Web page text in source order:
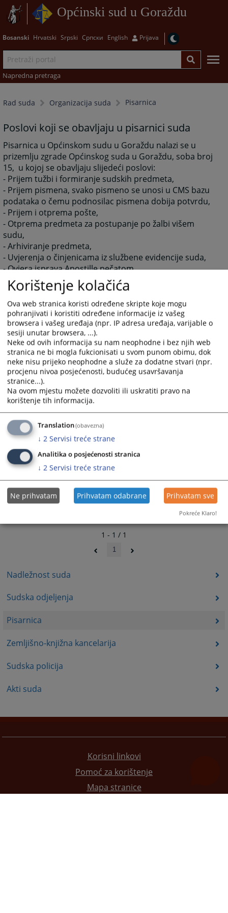
Općinski sud u Goraždu
Bosanski Hrvatski Srpski Српски English Prijava
Napredna pretraga
Rad suda Organizacija suda Pisarnica
Nadležnost suda
Sudska odjeljenja
Pisarnica
Zemljišno-knjižna kancelarija
Sudska policija
Akti suda
Poslovi koji se obavljaju u pisarnici suda
Pisarnica u Općinskom sudu u Goraždu nalazi se u
prizemlju zgrade Općinskog suda u Goraždu, soba broj
15, u kojoj se obavljaju slijedeći poslovi:
- Prijem tužbi i formiranje sudskih predmeta,
- Prijem pismena, svako pismeno se unosi u CMS bazu
podataka o čemu podnosilac pismena dobija potvrdu,
- Prijem i otprema pošte,
- Otprema predmeta za postupanje po žalbi višem
sudu,
- Arhiviranje predmeta,
- Uvjerenja o činjenicama iz službene evidencije suda,
- Ovjera isprava Apostille pečatom.
Navedene poslove obavljaju Referent za upravljanje
predmetima, Referent za unos podataka, Referent za
prijem i otpremu pošte.
2209PREGLEDA
1 - 1 / 1
1
Korisni linkovi
Pomoć za korištenje
Mapa stranice
Korištenje kolačića
Ova web stranica koristi određene skripte koje mogu
pohranjivati i koristiti određene informacije iz vašeg
browsera i vašeg uređaja (npr. IP adresa uređaja, varijable o
sesiji unutar browsera, ...).
Neke od ovih informacija su nam neophodne i bez njih web
stranica ne bi mogla fukcionisati u svom punom obimu, dok
neke nisu prijeko neophodne a služe za dodatne stvari (npr.
procjenu nivoa posjećenosti, budućeg usavršavanja
stranice...).
Na ovom mjestu možete dozvoliti ili uskratiti pravo na
korištenje tih informacija.
Translation(obavezna)
↓ 2 Servisi treće strane
Analitika o posjećenosti stranica
↓ 2 Servisi treće strane
Ne prihvatam Prihvatam odabrane Prihvatam sve
Pokreće Klaro!